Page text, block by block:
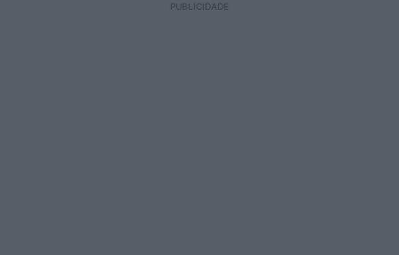
PUBLICIDADE